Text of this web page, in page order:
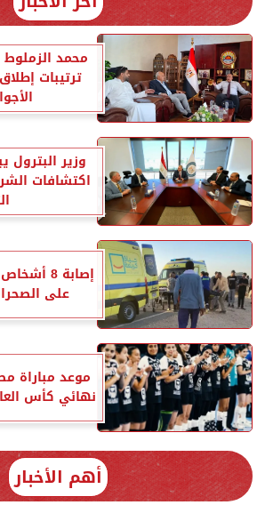
محمد
ترتيبات
وزير البترول
اكتشافات
إصابة 8
على
موعد مباراة
نهائي كأس
أهم الأخبار